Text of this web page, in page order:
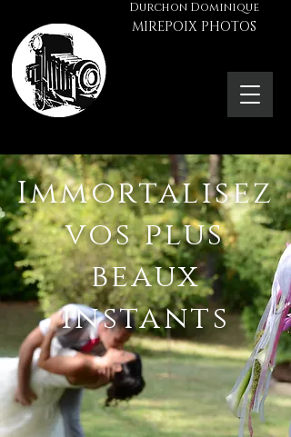
MIREPOIX PHOTOS
Durchon Dominique
Immortalisez
vos plus
beaux
instants